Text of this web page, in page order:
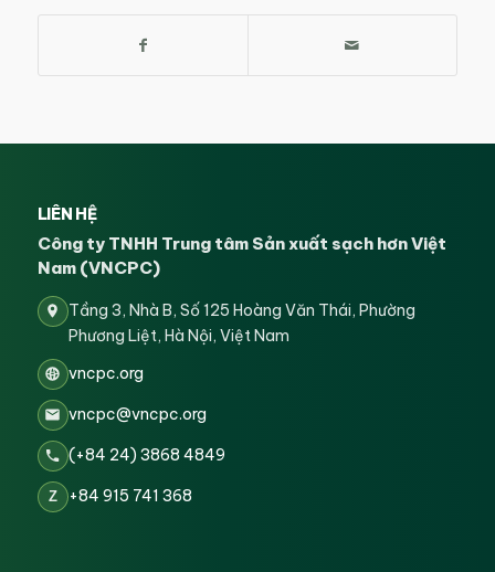
LIÊN HỆ
Công ty TNHH Trung tâm Sản xuất sạch hơn Việt
Nam (VNCPC)
Tầng 3, Nhà B, Số 125 Hoàng Văn Thái, Phường
Phương Liệt, Hà Nội, Việt Nam
vncpc.org
vncpc@vncpc.org
(+84 24) 3868 4849
Z +84 915 741 368